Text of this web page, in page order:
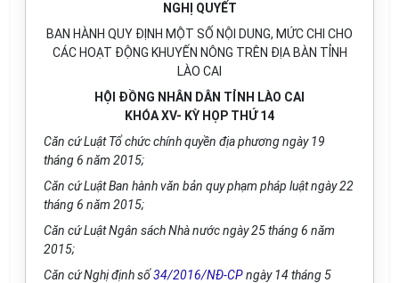
NGHỊ QUYẾT
BAN HÀNH QUY ĐỊNH MỘT SỐ NỘI DUNG, MỨC CHI CHO
CÁC HOẠT ĐỘNG KHUYẾN NÔNG TRÊN ĐỊA BÀN TỈNH
LÀO CAI
HỘI ĐỒNG NHÂN DÂN TỈNH LÀO CAI
KHÓA XV- KỲ HỌP THỨ 14
Căn cứ Luật Tổ chức chính quyền địa phương ngày 19
tháng 6 năm 2015;
Căn cứ Luật Ban hành văn bản quy phạm pháp luật ngày 22
tháng 6 năm 2015;
Căn cứ Luật Ngân sách Nhà nước ngày 25 tháng 6 năm
2015;
Căn cứ Nghị định số34/2016/NĐ-CPngày 14 tháng 5